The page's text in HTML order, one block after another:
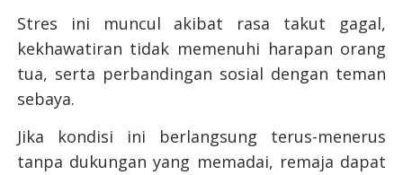
Stres ini muncul akibat rasa takut gagal,
kekhawatiran tidak memenuhi harapan orang
tua, serta perbandingan sosial dengan teman
sebaya.
Jika kondisi ini berlangsung terus-menerus
tanpa dukungan yang memadai, remaja dapat